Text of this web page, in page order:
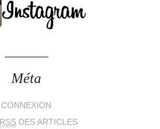
Méta
CONNEXION
RSSDES ARTICLES